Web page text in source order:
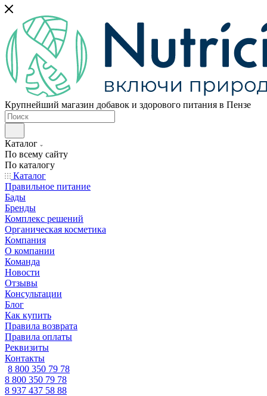
Крупнейший магазин добавок и здорового питания в Пензе
Каталог
По всему сайту
По каталогу
Каталог
Правильное питание
Бады
Бренды
Комплекс решений
Органическая косметика
Компания
О компании
Команда
Новости
Отзывы
Консультации
Блог
Как купить
Правила возврата
Правила оплаты
Реквизиты
Контакты
8 800 350 79 78
8 800 350 79 78
8 937 437 58 88